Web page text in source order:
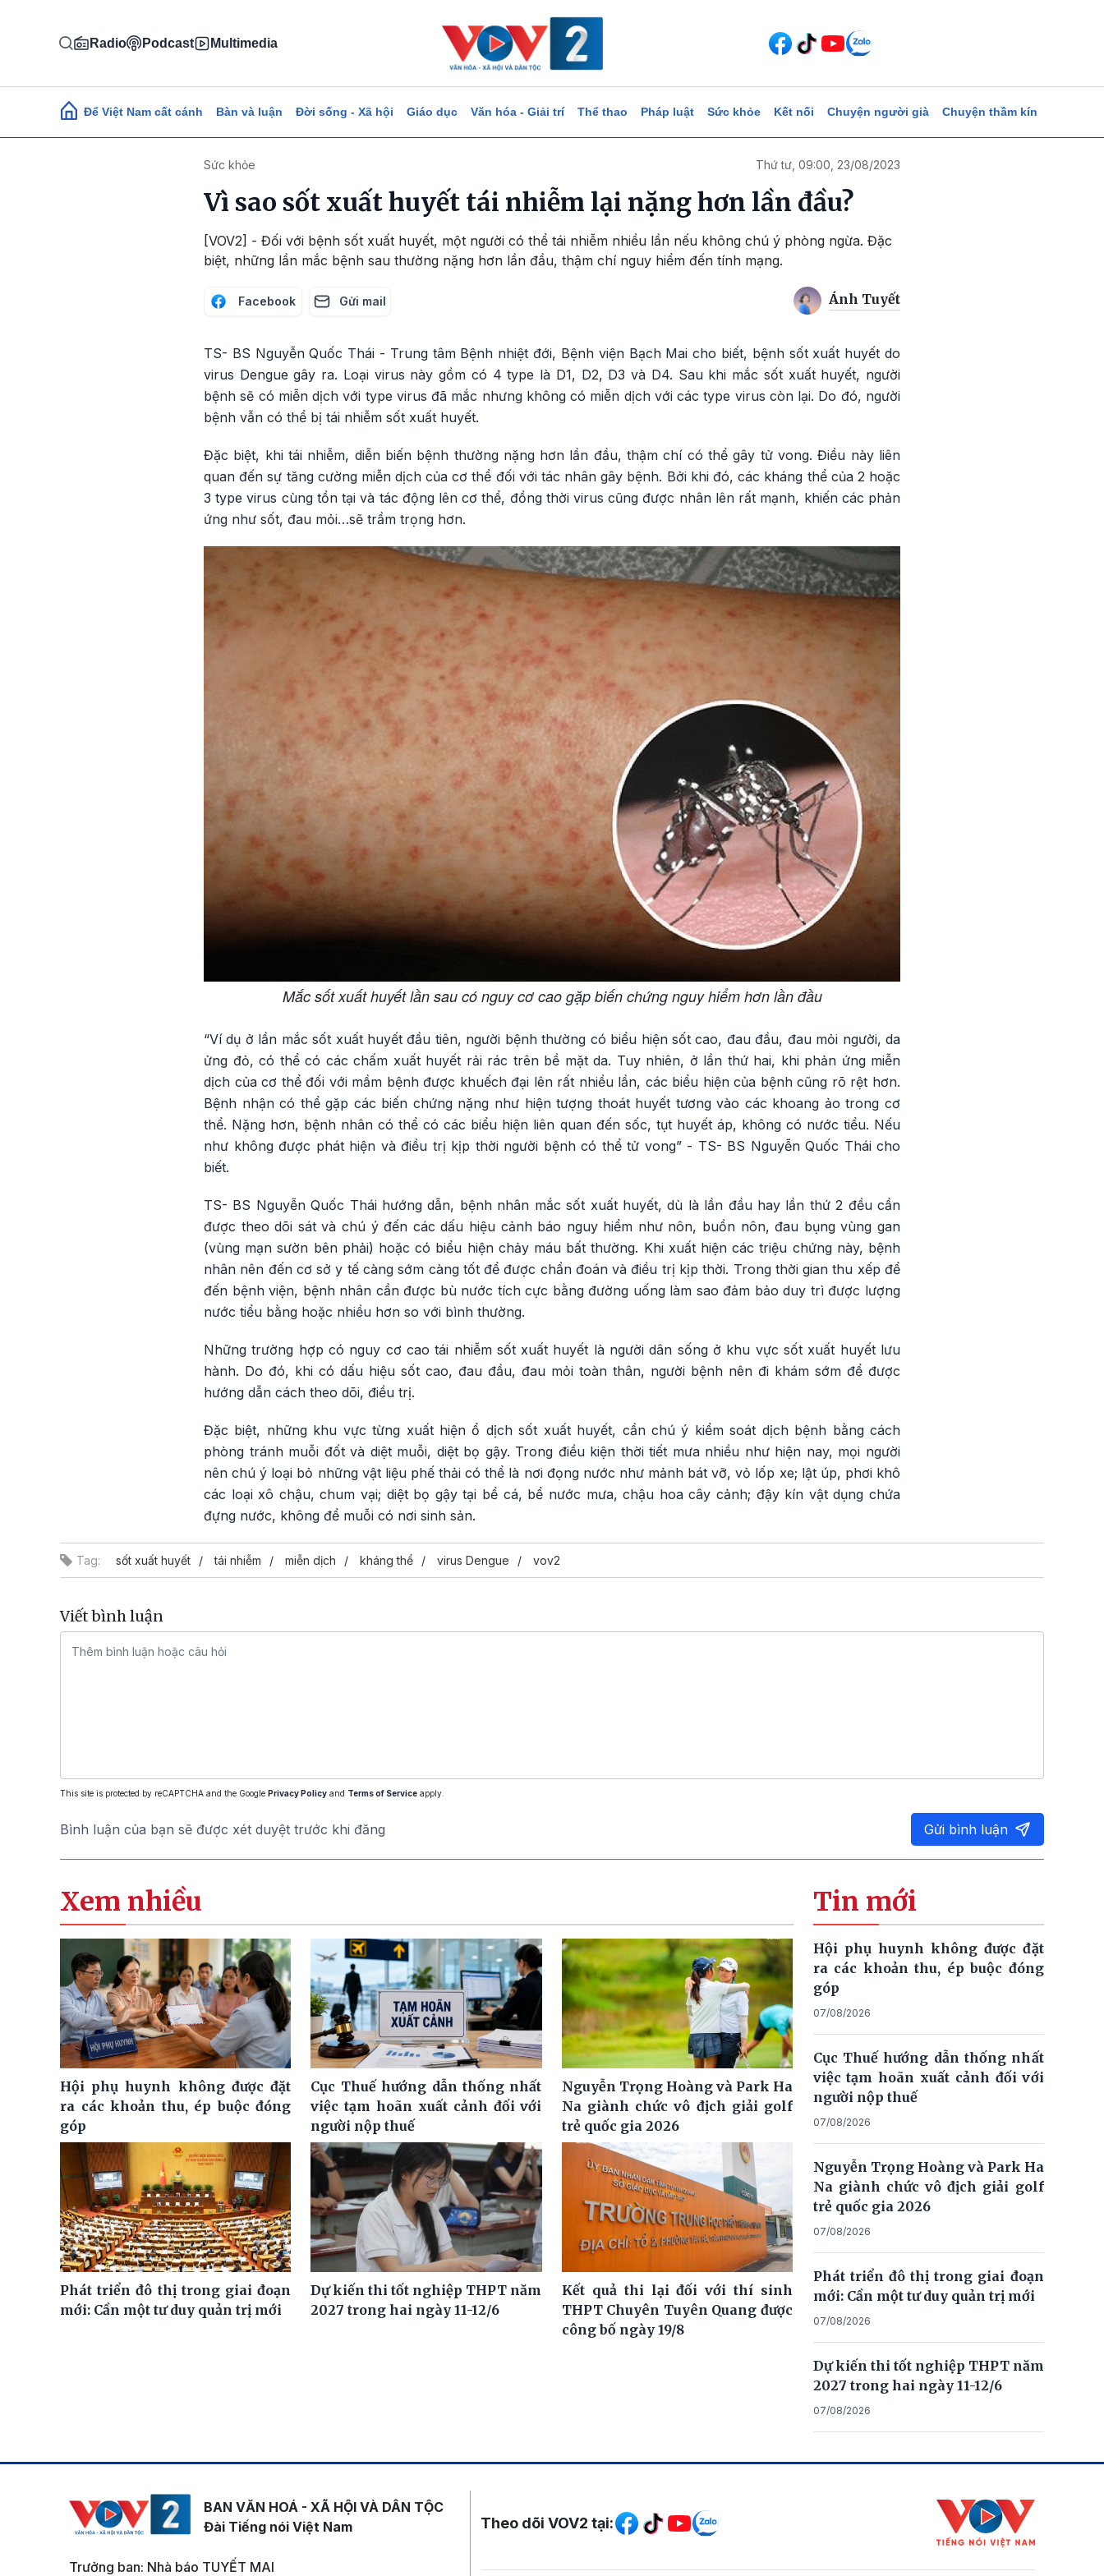
Radio Podcast Multimedia
Main navigation
Để Việt Nam cất cánh Bàn và luận Đời sống - Xã hội Giáo dục Văn hóa - Giải trí Thể thao Pháp luật Sức khỏe Kết nối Chuyện người già Chuyện thầm kín
Sức khỏe Thứ tư, 09:00, 23/08/2023
Vì sao sốt xuất huyết tái nhiễm lại nặng hơn lần đầu?
[VOV2] - Đối với bệnh sốt xuất huyết, một người có thể tái nhiễm nhiều lần nếu không chú ý phòng ngừa. Đặc
biệt, những lần mắc bệnh sau thường nặng hơn lần đầu, thậm chí nguy hiểm đến tính mạng.
Facebook Gửi mail Ánh Tuyết
TS- BS Nguyễn Quốc Thái - Trung tâm Bệnh nhiệt đới, Bệnh viện Bạch Mai cho biết, bệnh sốt xuất huyết do
virus Dengue gây ra. Loại virus này gồm có 4 type là D1, D2, D3 và D4. Sau khi mắc sốt xuất huyết, người
bệnh sẽ có miễn dịch với type virus đã mắc nhưng không có miễn dịch với các type virus còn lại. Do đó, người
bệnh vẫn có thể bị tái nhiễm sốt xuất huyết.
Đặc biệt, khi tái nhiễm, diễn biến bệnh thường nặng hơn lần đầu, thậm chí có thể gây tử vong. Điều này liên
quan đến sự tăng cường miễn dịch của cơ thể đối với tác nhân gây bệnh. Bởi khi đó, các kháng thể của 2 hoặc
3 type virus cùng tồn tại và tác động lên cơ thể, đồng thời virus cũng được nhân lên rất mạnh, khiến các phản
ứng như sốt, đau mỏi…sẽ trầm trọng hơn.
Mắc sốt xuất huyết lần sau có nguy cơ cao gặp biến chứng nguy hiểm hơn lần đầu
“Ví dụ ở lần mắc sốt xuất huyết đầu tiên, người bệnh thường có biểu hiện sốt cao, đau đầu, đau mỏi người, da
ửng đỏ, có thể có các chấm xuất huyết rải rác trên bề mặt da. Tuy nhiên, ở lần thứ hai, khi phản ứng miễn
dịch của cơ thể đối với mầm bệnh được khuếch đại lên rất nhiều lần, các biểu hiện của bệnh cũng rõ rệt hơn.
Bệnh nhận có thể gặp các biến chứng nặng như hiện tượng thoát huyết tương vào các khoang ảo trong cơ
thể. Nặng hơn, bệnh nhân có thể có các biểu hiện liên quan đến sốc, tụt huyết áp, không có nước tiểu. Nếu
như không được phát hiện và điều trị kịp thời người bệnh có thể tử vong” - TS- BS Nguyễn Quốc Thái cho
biết.
TS- BS Nguyễn Quốc Thái hướng dẫn, bệnh nhân mắc sốt xuất huyết, dù là lần đầu hay lần thứ 2 đều cần
được theo dõi sát và chú ý đến các dấu hiệu cảnh báo nguy hiểm như nôn, buồn nôn, đau bụng vùng gan
(vùng mạn sườn bên phải) hoặc có biểu hiện chảy máu bất thường. Khi xuất hiện các triệu chứng này, bệnh
nhân nên đến cơ sở y tế càng sớm càng tốt để được chẩn đoán và điều trị kịp thời. Trong thời gian thu xếp để
đến bệnh viện, bệnh nhân cần được bù nước tích cực bằng đường uống làm sao đảm bảo duy trì được lượng
nước tiểu bằng hoặc nhiều hơn so với bình thường.
Những trường hợp có nguy cơ cao tái nhiễm sốt xuất huyết là người dân sống ở khu vực sốt xuất huyết lưu
hành. Do đó, khi có dấu hiệu sốt cao, đau đầu, đau mỏi toàn thân, người bệnh nên đi khám sớm để được
hướng dẫn cách theo dõi, điều trị.
Đặc biệt, những khu vực từng xuất hiện ổ dịch sốt xuất huyết, cần chú ý kiểm soát dịch bệnh bằng cách
phòng tránh muỗi đốt và diệt muỗi, diệt bọ gậy. Trong điều kiện thời tiết mưa nhiều như hiện nay, mọi người
nên chú ý loại bỏ những vật liệu phế thải có thể là nơi đọng nước như mảnh bát vỡ, vỏ lốp xe; lật úp, phơi khô
các loại xô chậu, chum vại; diệt bọ gậy tại bể cá, bể nước mưa, chậu hoa cây cảnh; đậy kín vật dụng chứa
đựng nước, không để muỗi có nơi sinh sản.
Tag: sốt xuất huyết tái nhiễm miễn dịch kháng thể virus Dengue vov2
Viết bình luận
This site is protected by reCAPTCHA and the Google Privacy Policy and Terms of Service apply.
Bình luận của bạn sẽ được xét duyệt trước khi đăng Gửi bình luận
Xem nhiều
Hội phụ huynh không được đặt
ra các khoản thu, ép buộc đóng
góp
Cục Thuế hướng dẫn thống nhất
việc tạm hoãn xuất cảnh đối với
người nộp thuế
Nguyễn Trọng Hoàng và Park Ha
Na giành chức vô địch giải golf
trẻ quốc gia 2026
Phát triển đô thị trong giai đoạn
mới: Cần một tư duy quản trị mới
Dự kiến thi tốt nghiệp THPT năm
2027 trong hai ngày 11-12/6
Kết quả thi lại đối với thí sinh
THPT Chuyên Tuyên Quang được
công bố ngày 19/8
Tin mới
Hội phụ huynh không được đặt
ra các khoản thu, ép buộc đóng
góp
07/08/2026
Cục Thuế hướng dẫn thống nhất
việc tạm hoãn xuất cảnh đối với
người nộp thuế
07/08/2026
Nguyễn Trọng Hoàng và Park Ha
Na giành chức vô địch giải golf
trẻ quốc gia 2026
07/08/2026
Phát triển đô thị trong giai đoạn
mới: Cần một tư duy quản trị mới
07/08/2026
Dự kiến thi tốt nghiệp THPT năm
2027 trong hai ngày 11-12/6
07/08/2026
BAN VĂN HOÁ - XÃ HỘI VÀ DÂN TỘC
Đài Tiếng nói Việt Nam
Trưởng ban: Nhà báo TUYẾT MAI
Mạng xã hội
Theo dõi VOV2 tại: